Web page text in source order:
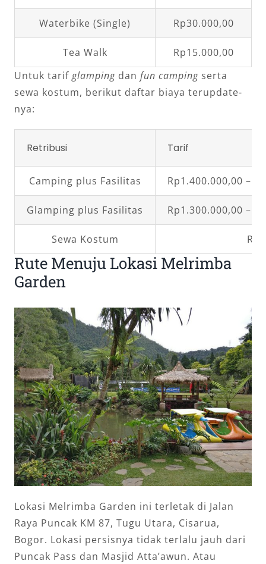
Waterbike (Single) Rp30.000,00
Tea Walk
Rp15.000,00
Untuk tarif glamping dan fun camping serta
sewa kostum, berikut daftar biaya terupdate-
nya:
Retribusi Tarif
Camping plus Fasilitas Rp1.400.000,00 –
Glamping plus Fasilitas Rp1.300.000,00 –
Sewa Kostum
Rute Menuju Lokasi Melrimba
Garden
Lokasi Melrimba Garden ini terletak di Jalan
Raya Puncak KM 87, Tugu Utara, Cisarua,
Bogor. Lokasi persisnya tidak terlalu jauh dari
Puncak Pass dan Masjid Atta’awun. Atau